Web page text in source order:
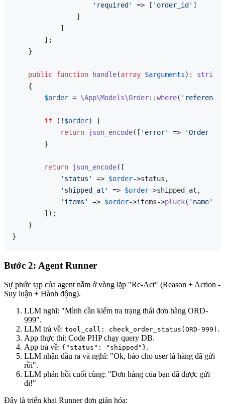
'required'
=> [ 'order_id' ]
                ]
            ]
        ];
    }
public function handle(array $arguments): string
{
$order = \App\Models\Order::where( 'reference'
if (! $order) {
return
json_encode([ 'error' =>
'Order
        }
return json_encode([
'status'
=> $order->status,
'shipped_at'
=> $order->shipped_at,
'items'
=> $order->items->pluck( 'name'
        ]);
    }
Bước 2: Agent Runner
Sự phức tạp của agent nằm ở vòng lặp "Re-Act" (Reason + Action -
Suy luận + Hành động).
LLM nghĩ: "Mình cần kiểm tra trạng thái đơn hàng ORD-
999".
LLM trả về: tool_call: check_order_status(ORD-999) .
App thực thi: Code PHP chạy query DB.
App trả về: {"status": "shipped"}.
LLM nhận đầu ra và nghĩ: "Ok, báo cho user là hàng đã gửi
rồi".
LLM phản hồi cuối cùng: "Đơn hàng của bạn đã được gửi
đi!"
Đây là triển khai Runner đơn giản hóa: